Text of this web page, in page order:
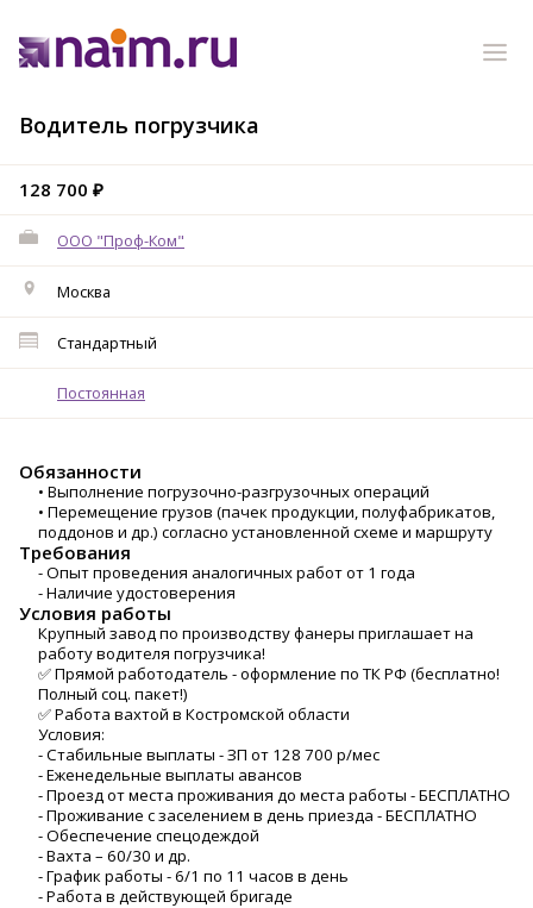
Водитель погрузчика
128 700 ₽
ООО "Проф-Ком"
Москва
Стандартный
Постоянная
Обязанности
• Выполнение погрузочно-разгрузочных операций
• Перемещение грузов (пачек продукции, полуфабрикатов,
поддонов и др.) согласно установленной схеме и маршруту
Требования
- Опыт проведения аналогичных работ от 1 года
- Наличие удостоверения
Условия работы
Крупный завод по производству фанеры приглашает на
работу водителя погрузчика!
✅ Прямой работодатель - оформление по ТК РФ (бесплатно!
Полный соц. пакет!)
✅ Работа вахтой в Костромской области
Условия:
- Стабильные выплаты - ЗП от 128 700 р/мес
- Еженедельные выплаты авансов
- Проезд от места проживания до места работы - БЕСПЛАТНО
- Проживание с заселением в день приезда - БЕСПЛАТНО
- Обеспечение спецодеждой
- Вахта – 60/30 и др.
- График работы - 6/1 по 11 часов в день
- Работа в действующей бригаде